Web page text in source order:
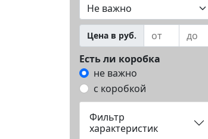
Цена в руб.
Есть ли коробка
не важно
с коробкой
Фильтр
характеристик